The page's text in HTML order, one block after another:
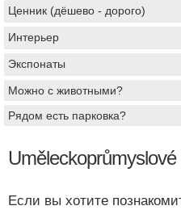
Ценник (дёшево - дорого)
Интерьер
Экспонаты
Можно с животными?
Рядом есть парковка?
Если вы хотите